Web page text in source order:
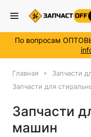
По вопросам
Главная
Запчасти
Запчасти для
Запчасти
машин